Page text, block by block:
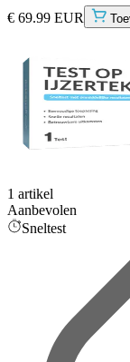
€ 69.99 EUR
1 artikel
Aanbevolen
Sneltest